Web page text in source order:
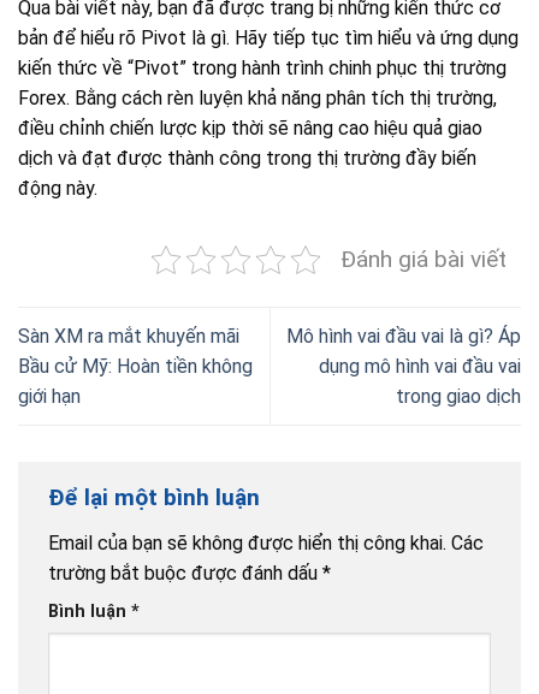
Qua bài viết này, bạn đã được trang bị những kiến thức cơ
bản để hiểu rõ Pivot là gì. Hãy tiếp tục tìm hiểu và ứng dụng
kiến thức về “Pivot” trong hành trình chinh phục thị trường
Forex. Bằng cách rèn luyện khả năng phân tích thị trường,
điều chỉnh chiến lược kịp thời sẽ nâng cao hiệu quả giao
dịch và đạt được thành công trong thị trường đầy biến
động này.
Đánh giá bài viết
Sàn XM ra mắt khuyến mãi
Bầu cử Mỹ: Hoàn tiền không
giới hạn
Mô hình vai đầu vai là gì? Áp
dụng mô hình vai đầu vai
trong giao dịch
Để lại một bình luận
Email của bạn sẽ không được hiển thị công khai. Các
trường bắt buộc được đánh dấu *
Bình luận *